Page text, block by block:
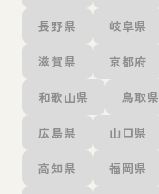
長野県 岐阜県
滋賀県 京都府
和歌山県 鳥取県
広島県 山口県
高知県 福岡県